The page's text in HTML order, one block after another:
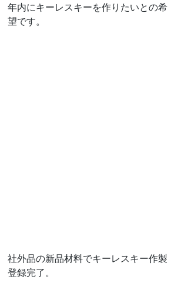
年内にキーレスキーを作りたいとの希
望です。
社外品の新品材料でキーレスキー作製
登録完了。